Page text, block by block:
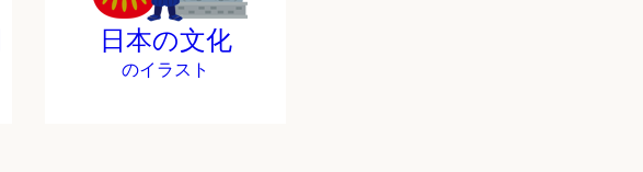
日本の文化
のイラスト